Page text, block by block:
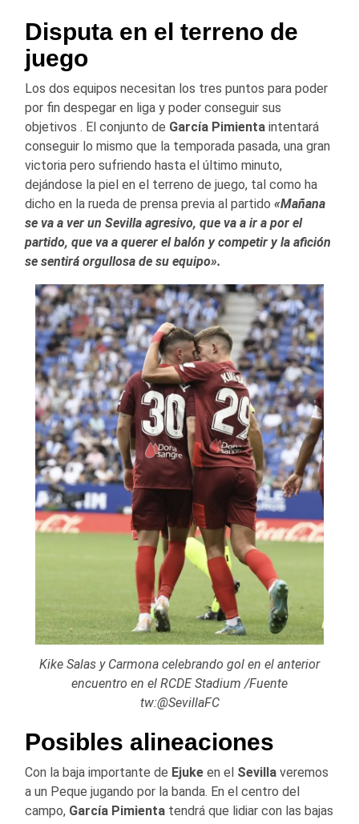
Disputa en el terreno de
juego
Los dos equipos necesitan los tres puntos para poder
por fin despegar en liga y poder conseguir sus
objetivos . El conjunto de García Pimienta intentará
conseguir lo mismo que la temporada pasada, una gran
victoria pero sufriendo hasta el último minuto,
dejándose la piel en el terreno de juego, tal como ha
dicho en la rueda de prensa previa al partido «Mañana
se va a ver un Sevilla agresivo, que va a ir a por el
partido, que va a querer el balón y competir y la afición
se sentirá orgullosa de su equipo».
Kike Salas y Carmona celebrando gol en el anterior
encuentro en el RCDE Stadium /Fuente
tw:@SevillaFC
Posibles alineaciones
Con la baja importante de Ejuke en el Sevilla veremos
a un Peque jugando por la banda. En el centro del
campo, García Pimienta tendrá que lidiar con las bajas